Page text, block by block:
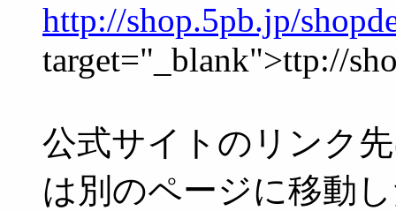
http://shop.5pb.jp/
target="_blank">ttp://
公式サイトのリンク
は別のページに移動